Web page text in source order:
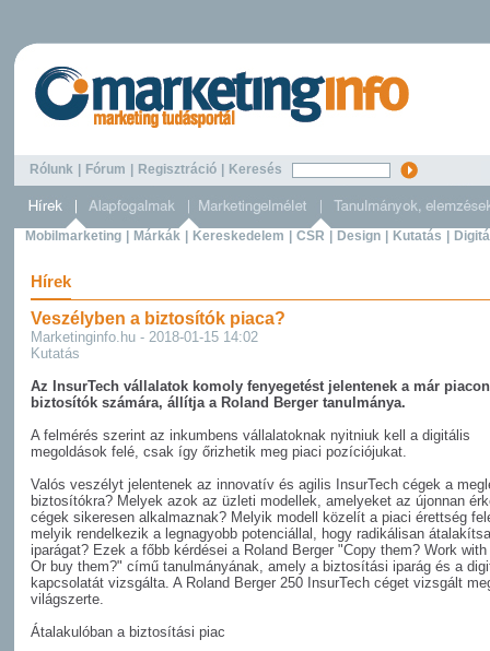
Rólunk Fórum Regisztráció Keresés
Mobilmarketing Márkák Kereskedelem CSR Design Kutatás
Hírek
Veszélyben a biztosítók piaca?
Marketinginfo.hu - 2018-01-15 14:02
Kutatás
Az InsurTech vállalatok komoly fenyegetést jelentenek a már
biztosítók számára, állítja a Roland Berger tanulmánya.
A felmérés szerint az inkumbens vállalatoknak nyitniuk kell a digitális
megoldások felé, csak így őrizhetik meg piaci pozíciójukat.
Valós veszélyt jelentenek az innovatív és agilis InsurTech cégek a
biztosítókra? Melyek azok az üzleti modellek, amelyeket az újonnan
cégek sikeresen alkalmaznak? Melyik modell közelít a piaci érettség
melyik rendelkezik a legnagyobb potenciállal, hogy radikálisan
iparágat? Ezek a főbb kérdései a Roland Berger "Copy them? Work
Or buy them?" című tanulmányának, amely a biztosítási iparág és a
kapcsolatát vizsgálta. A Roland Berger 250 InsurTech céget vizsgált
világszerte.
Átalakulóban a biztosítási piac